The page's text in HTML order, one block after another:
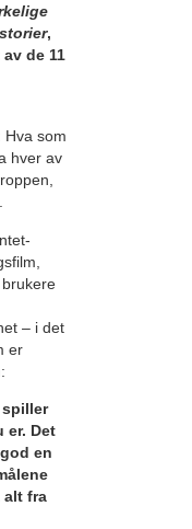
,
de 11
Hva som
hver av
– i det
er
er. Det
en
alt fra